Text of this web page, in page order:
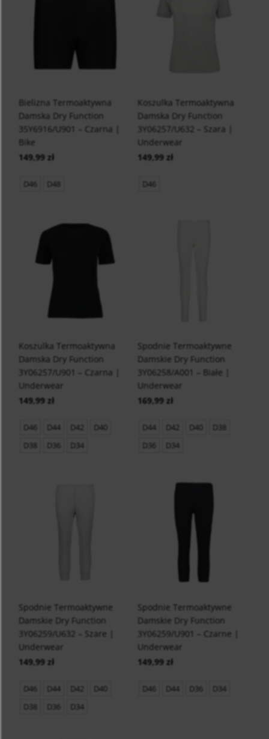
Bielizna Termoaktywna
Damska Dry Function
35Y6916/U901 – Czarna |
Bike
149,99 zł
D46 D48
Koszulka Termoaktywna
Damska Dry Function
3Y06257/U632 – Szara |
Underwear
149,99 zł
D46
Koszulka Termoaktywna
Damska Dry Function
3Y06257/U901 – Czarna |
Underwear
149,99 zł
D46 D44 D42
D40
D38
D36 D34
Spodnie Termoaktywne
Damskie Dry Function
3Y06258/A001 – Białe |
Underwear
169,99 zł
D44 D42 D40
D38
D36
D34
Spodnie Termoaktywne
Damskie Dry Function
3Y06259/U632 – Szare |
Underwear
149,99 zł
D46 D44 D42
D40
D38
D36 D34
Spodnie Termoaktywne
Damskie Dry Function
3Y06259/U901 – Czarne |
Underwear
149,99 zł
D46 D44 D36 D34